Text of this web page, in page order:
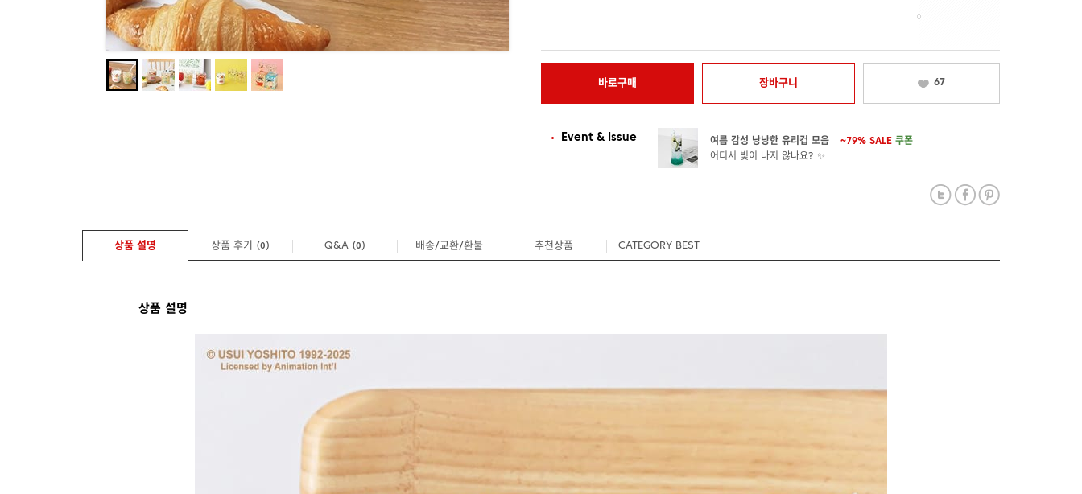
바로구매 장바구니 67
Event & Issue 여름 감성 낭낭한 유리컵 모음 ~79% SALE 쿠폰
어디서 빛이 나지 않나요? ✨
상품 설명 상품 후기 (0) Q&A (0) 배송/교환/환불 추천상품 CATEGORY BEST
상품 설명